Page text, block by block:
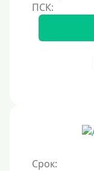
На полгода
10 месяцев
5 лет
Срок: